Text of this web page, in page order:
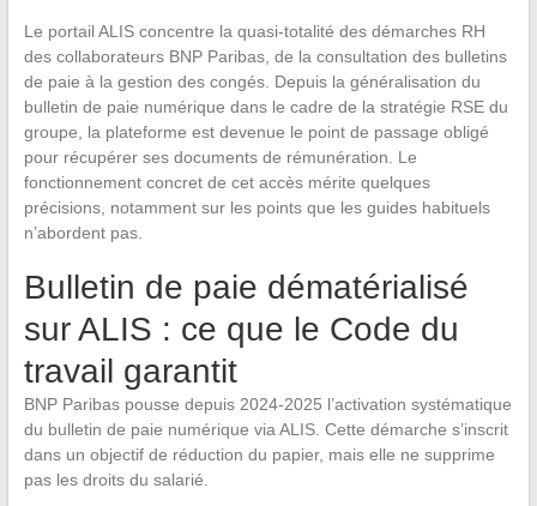
Le portail ALIS concentre la quasi-totalité des démarches RH
des collaborateurs BNP Paribas, de la consultation des bulletins
de paie à la gestion des congés. Depuis la généralisation du
bulletin de paie numérique dans le cadre de la stratégie RSE du
groupe, la plateforme est devenue le point de passage obligé
pour récupérer ses documents de rémunération. Le
fonctionnement concret de cet accès mérite quelques
précisions, notamment sur les points que les guides habituels
n’abordent pas.
Bulletin de paie dématérialisé
sur ALIS : ce que le Code du
travail garantit
BNP Paribas pousse depuis 2024-2025 l’activation systématique
du bulletin de paie numérique via ALIS. Cette démarche s’inscrit
dans un objectif de réduction du papier, mais elle ne supprime
pas les droits du salarié.